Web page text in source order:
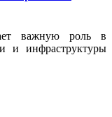
важную роль в
и инфраструктуры